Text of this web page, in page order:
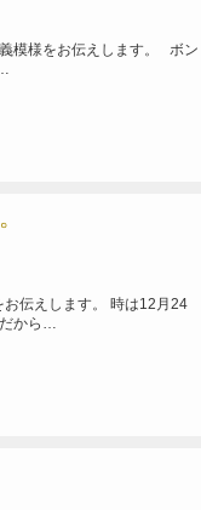
模様をお伝えします。 ボン
伝えします。 時は12月24
だから…